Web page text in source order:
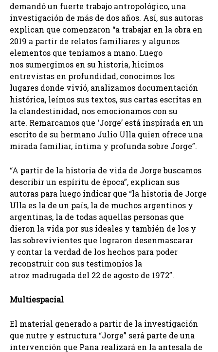
demandó un fuerte trabajo antropológico, una
investigación de más de dos años. Así, sus autoras
explican que comenzaron “a trabajar en la obra en
2019 a partir de relatos familiares y algunos
elementos que teníamos a mano. Luego
nos sumergimos en su historia, hicimos
entrevistas en profundidad, conocimos los
lugares donde vivió, analizamos documentación
histórica, leímos sus textos, sus cartas escritas en
la clandestinidad, nos emocionamos con su
arte. Remarcamos que ‘Jorge’ está inspirada en un
escrito de su hermano Julio Ulla quien ofrece una
mirada familiar, íntima y profunda sobre Jorge”.
“A partir de la historia de vida de Jorge buscamos
describir un espíritu de época”, explican sus
autoras para luego indicar que “la historia de Jorge
Ulla es la de un país, la de muchos argentinos y
argentinas, la de todas aquellas personas que
dieron la vida por sus ideales y también de los y
las sobrevivientes que lograron desenmascarar
y contar la verdad de los hechos para poder
reconstruir con sus testimonios la
atroz madrugada del 22 de agosto de 1972”.
Multiespacial
El material generado a partir de la investigación
que nutre y estructura “Jorge” será parte de una
intervención que Pana realizará en la antesala de